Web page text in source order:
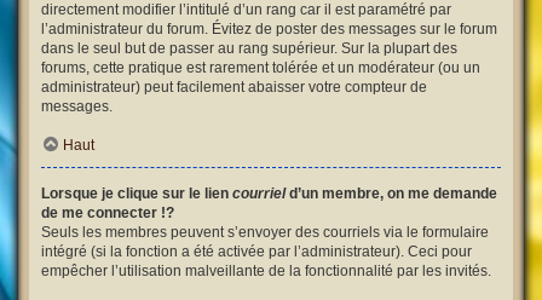
directement modifier l’intitulé d’un rang car il est paramétré par
l’administrateur du forum. Évitez de poster des messages sur le forum
dans le seul but de passer au rang supérieur. Sur la plupart des
forums, cette pratique est rarement tolérée et un modérateur (ou un
administrateur) peut facilement abaisser votre compteur de
messages.
Haut
Lorsque je clique sur le lien courrield’un membre, on me demande
de me connecter !?
Seuls les membres peuvent s’envoyer des courriels via le formulaire
intégré (si la fonction a été activée par l’administrateur). Ceci pour
empêcher l’utilisation malveillante de la fonctionnalité par les invités.